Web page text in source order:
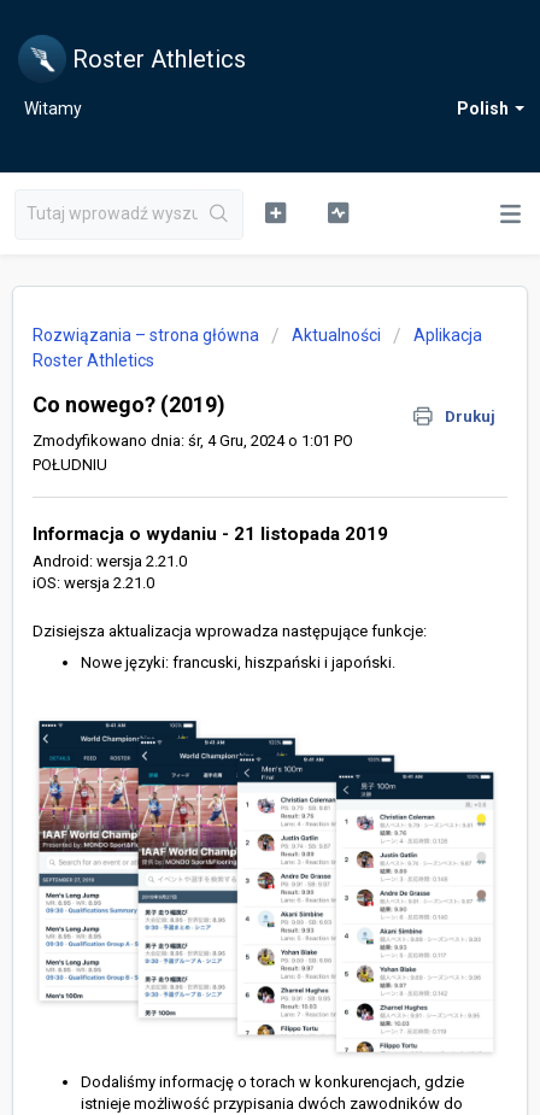
Roster Athletics
Polish
Witamy
Rozwiązania – strona główna Aktualności
Aplikacja
Roster Athletics
Co nowego? (2019)
Drukuj
Zmodyfikowano dnia: śr, 4 Gru, 2024 o 1:01 PO
POŁUDNIU
Informacja o wydaniu - 21 listopada 2019
Android: wersja 2.21.0
iOS: wersja 2.21.0
Dzisiejsza aktualizacja wprowadza następujące funkcje:
Nowe języki: francuski, hiszpański i japoński.
Dodaliśmy informację o torach w konkurencjach, gdzie
istnieje możliwość przypisania dwóch zawodników do